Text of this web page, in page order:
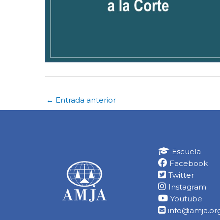
← Entrada anterior
Escuela
Facebook
Twitter
Instagram
Youtube